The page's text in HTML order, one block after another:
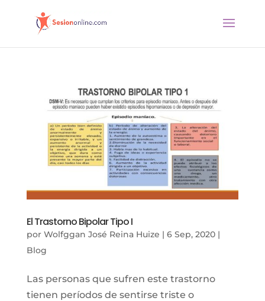
El Trastorno Bipolar Tipo I
por Wolfggan José Reina Huize | 6 Sep, 2020|
Blog
Las personas que sufren este trastorno
tienen períodos de sentirse triste o